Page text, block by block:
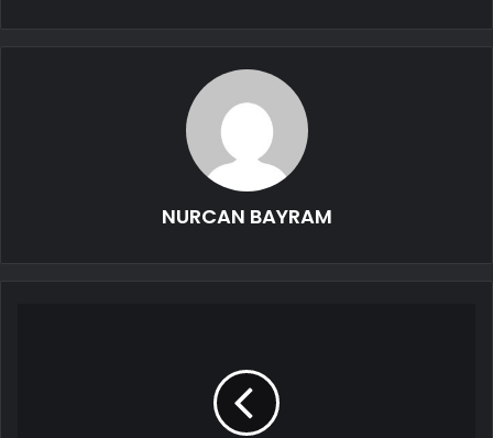
NURCAN BAYRAM